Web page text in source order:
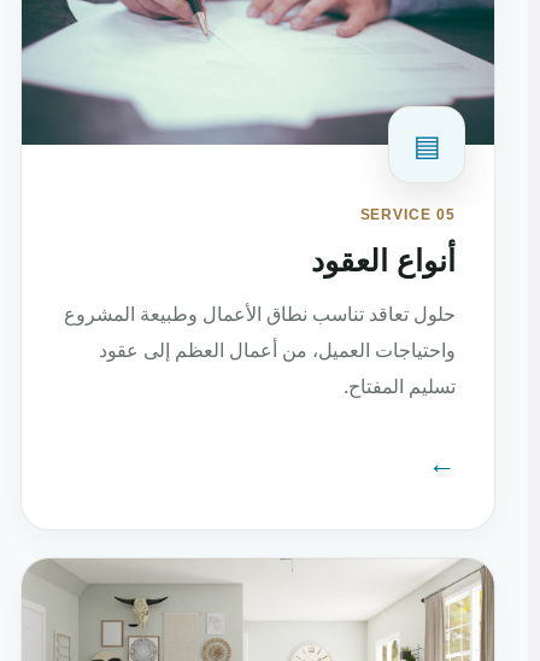
▤
SERVICE 05
أنواع العقود
حلول تعاقد تناسب نطاق الأعمال وطبيعة المشروع
واحتياجات العميل، من أعمال العظم إلى عقود
تسليم المفتاح.
←